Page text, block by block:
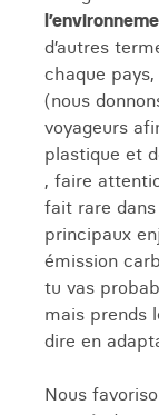
d’autres
chaque
(nous
voyageurs
plastique et
, faire
fait rare dans
principaux
émission
tu vas
mais prends
dire en
Nous